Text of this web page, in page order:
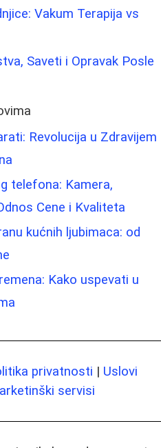
Vakum Terapija vs
Saveti i Opravak Posle
Revolucija u Zdravijem
telefona: Kamera,
Cene i Kvaliteta
kućnih ljubimaca: od
Kako uspevati u
privatnosti | Uslovi
servisi